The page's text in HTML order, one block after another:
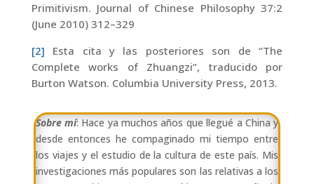
Primitivism. Journal of Chinese Philosophy 37:2
(June 2010) 312–329
[2] Esta cita y las posteriores son de “The
Complete works of Zhuangzi”, traducido por
Burton Watson. Columbia University Press, 2013.
Sobre mí: Hace ya muchos años que llegué a China y
desde entonces he compaginado mi tiempo entre
los viajes y el estudio de la cultura de este país. Mis
investigaciones más populares son las relativas a los